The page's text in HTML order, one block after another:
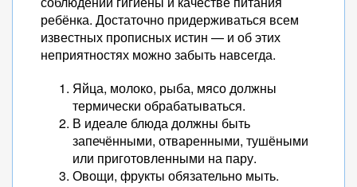
ребёнка. Достаточно придерживаться всем
известных прописных истин — и об этих
неприятностях можно забыть навсегда.
Яйца, молоко, рыба, мясо должны
термически обрабатываться.
В идеале блюда должны быть
запечёнными, отваренными, тушёными
или приготовленными на пару.
Овощи, фрукты обязательно мыть.